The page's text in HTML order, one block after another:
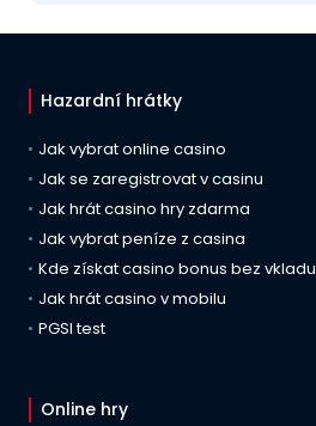
Hazardní hrátky
Jak vybrat online casino
Jak se zaregistrovat v casinu
Jak hrát casino hry zdarma
Jak vybrat peníze z casina
Kde získat casino bonus bez vkladu
Jak hrát casino v mobilu
PGSI test
Online hry